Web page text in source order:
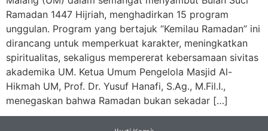
Ramadan 1447 Hijriah, menghadirkan 15 program
unggulan. Program yang bertajuk “Kemilau Ramadan” ini
dirancang untuk memperkuat karakter, meningkatkan
spiritualitas, sekaligus mempererat kebersamaan sivitas
akademika UM. Ketua Umum Pengelola Masjid Al-
Hikmah UM, Prof. Dr. Yusuf Hanafi, S.Ag., M.Fil.I.,
menegaskan bahwa Ramadan bukan sekadar […]